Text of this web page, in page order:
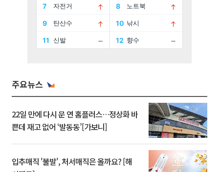
주요뉴스
22일 만에 다시 문 연 홈플러스…정상화 바
쁜데 재고 없어 ‘발동동’[가보니]
입추매직 '불발', 처서매직은 올까요? [해